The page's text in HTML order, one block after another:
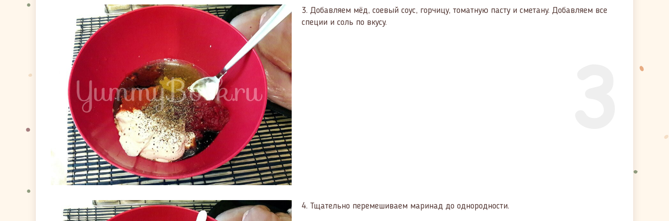
3. Добавляем мёд, соевый соус, горчицу, томатную пасту и сметану. Добавляем все
специи и соль по вкусу.
4. Тщательно перемешиваем маринад до однородности.